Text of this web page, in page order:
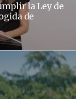
la Ley de
de